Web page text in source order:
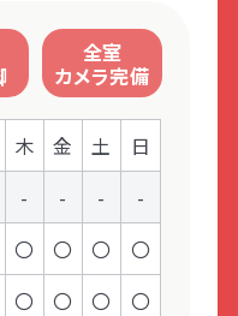
LITALICOワークス
LITALICOキャリア
LITALICO発達特性検査
全室
カメラ完備
木 金 土
日
- - -
-
〇 〇 〇
〇
〇 〇 〇
〇
行動